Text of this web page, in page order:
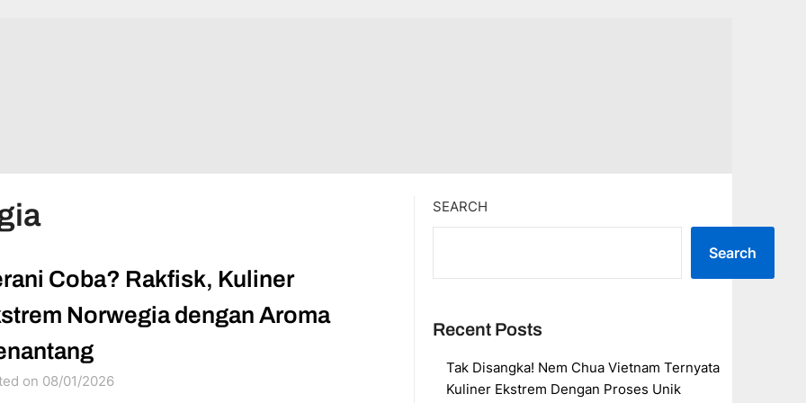
Coba? Rakfisk, Kuliner
Norwegia dengan Aroma
on 08/01/2026
SEARCH
Search
Recent Posts
Tak Disangka! Nem Chua Vietnam Ternyata
Kuliner Ekstrem Dengan Proses Unik